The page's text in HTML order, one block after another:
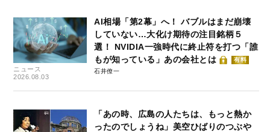
ニュース
2026.08.03
AI相場「第2幕」へ！ バブルはまだ崩壊
していない…大化け期待の注目銘柄５
選！ NVIDIA一強時代に終止符を打つ「誰
もが知っている」あの会社とは
有料
石井僚一
「あの時、広島の人たちは、もっと熱か
ったのでしょうね」美空ひばりのつぶや